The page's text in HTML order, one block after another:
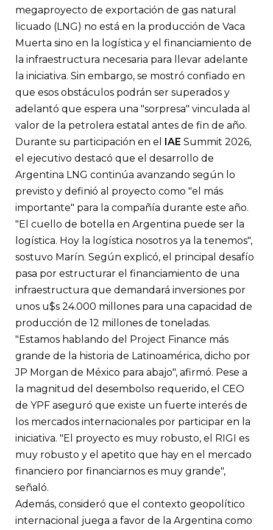
megaproyecto de exportación de gas natural
licuado (LNG) no está en la producción de Vaca
Muerta sino en la logística y el financiamiento de
la infraestructura necesaria para llevar adelante
la iniciativa. Sin embargo, se mostró confiado en
que esos obstáculos podrán ser superados y
adelantó que espera una "sorpresa" vinculada al
valor de la petrolera estatal antes de fin de año.
Durante su participación en el IAE Summit 2026,
el ejecutivo destacó que el desarrollo de
Argentina LNG continúa avanzando según lo
previsto y definió al proyecto como "el más
importante" para la compañía durante este año.
"El cuello de botella en Argentina puede ser la
logística. Hoy la logística nosotros ya la tenemos",
sostuvo Marín. Según explicó, el principal desafío
pasa por estructurar el financiamiento de una
infraestructura que demandará inversiones por
unos u$s 24.000 millones para una capacidad de
producción de 12 millones de toneladas.
"Estamos hablando del Project Finance más
grande de la historia de Latinoamérica, dicho por
JP Morgan de México para abajo", afirmó. Pese a
la magnitud del desembolso requerido, el CEO
de YPF aseguró que existe un fuerte interés de
los mercados internacionales por participar en la
iniciativa. "El proyecto es muy robusto, el RIGI es
muy robusto y el apetito que hay en el mercado
financiero por financiarnos es muy grande",
señaló.
Además, consideró que el contexto geopolítico
internacional juega a favor de la Argentina como